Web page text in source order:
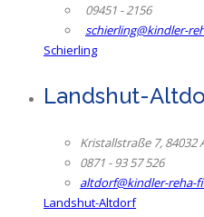
09451 - 2156
schierling@kindler-
Schierling
Landshut-
Kristallstraße 7, 84032
0871 - 93 57 526
altdorf@kindler-reha-
Landshut-Altdorf